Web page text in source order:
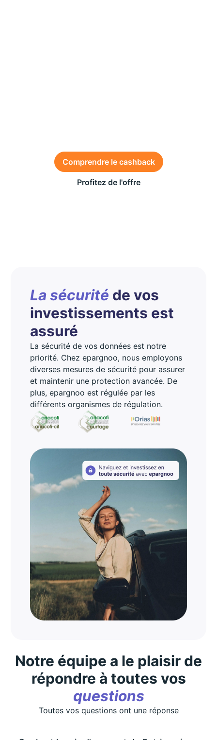
Comprendre le cashback
Profitez de l'offre
La sécurité de vos
investissements est
assuré
La sécurité de vos données est notre
priorité. Chez epargnoo, nous employons
diverses mesures de sécurité pour assurer
et maintenir une protection avancée. De
plus, epargnoo est régulée par les
différents organismes de régulation.
Notre équipe a le plaisir de
répondre à toutes vos
questions
Toutes vos questions ont une réponse